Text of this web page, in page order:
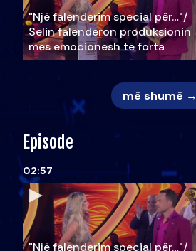
"Një falenderim special për…"/
Selin falënderon produksionin
mes emocionesh të forta
më shumë →
Episode
02:57
"Një falenderim special për…"/